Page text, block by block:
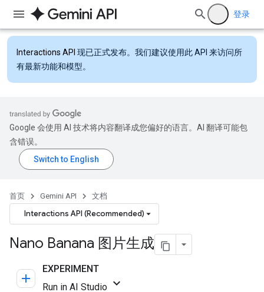
登录
Interactions API 现已正式发布。我们建议使用此 API 来访问所
有最新功能和模型。
Google 会使用 AI 技术将内容翻译成您偏好的语言。AI 翻译可能包
含错误。
首页 Gemini API 文档
Interactions API (Recommended)
Nano Banana 图片生成